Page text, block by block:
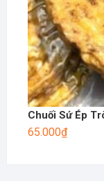
Chuối Sứ Ép
65.000₫